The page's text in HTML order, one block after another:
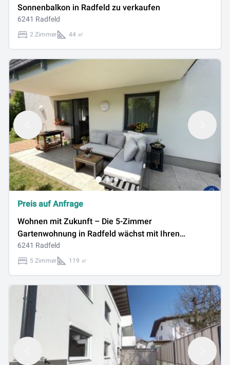
Sonnenbalkon in Radfeld zu verkaufen
6241 Radfeld
2 Zimmer 44 ㎡
Preis auf Anfrage
Wohnen mit Zukunft – Die 5-Zimmer
Gartenwohnung in Radfeld wächst mit Ihren
Bedürfnissen mit
6241 Radfeld
5 Zimmer 119 ㎡